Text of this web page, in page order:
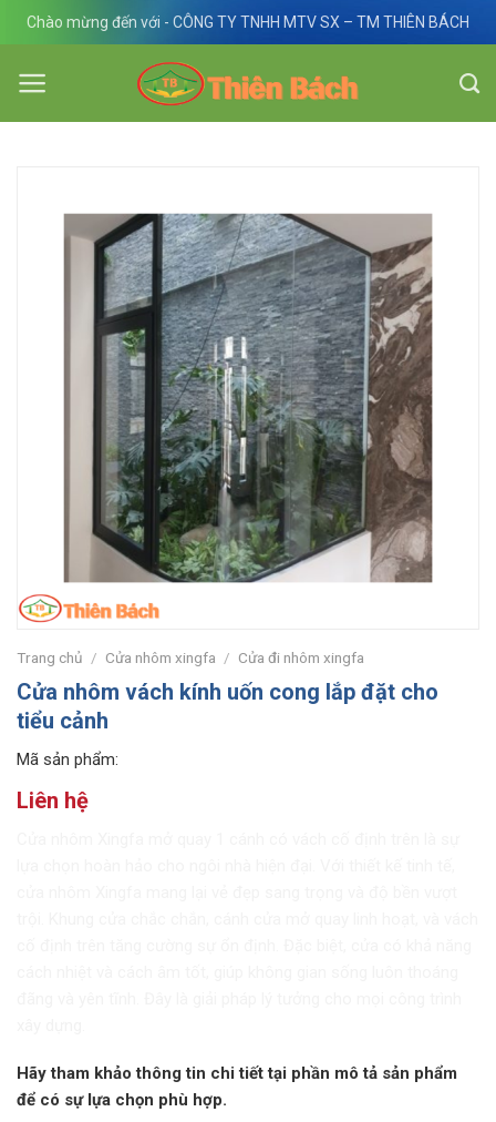
Skip
content
Chào mừng đến với - CÔNG TY TNHH MTV SX – TM THIÊN BÁCH
Trang chủ / Cửa nhôm xingfa / Cửa đi nhôm xingfa
Cửa nhôm vách kính uốn cong lắp đặt cho
tiểu cảnh
Mã sản phẩm:
Liên hệ
Hãy tham khảo thông tin chi tiết tại phần mô tả sản phẩm
để có sự lựa chọn phù hợp.